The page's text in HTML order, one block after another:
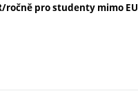
ročně pro studenty mimo EU